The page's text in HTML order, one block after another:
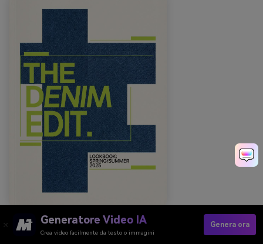
Prompt: copertina editoriale lookbook su sfondo semplice,
blocchi denim blu audaci, accenti lime nei titoli, tipografia
pulita, senza foto --ar 3:4
Generatore Video IA
Crea video facilmente da testo o immagini
Genera ora